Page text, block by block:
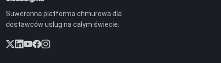
Suwerenna platforma chmurowa dla
dostawców usług na całym świecie.